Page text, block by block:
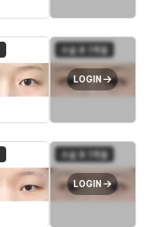
수술 후 1개월
LOGIN
수술 후 1개월
LOGIN